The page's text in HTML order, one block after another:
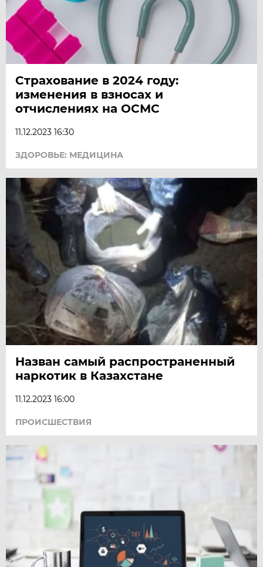
Страхование в 2024 году:
изменения в взносах и
отчислениях на ОСМС
11.12.2023 16:30
ЗДОРОВЬЕ: МЕДИЦИНА
Назван самый распространенный
наркотик в Казахстане
11.12.2023 16:00
ПРОИСШЕСТВИЯ